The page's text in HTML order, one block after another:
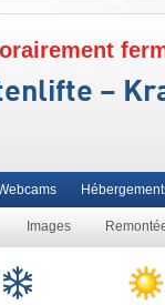
–
Images